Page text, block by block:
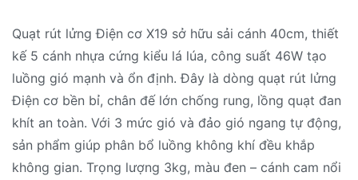
Quạt rút lửng Điện cơ X19 sở hữu sải cánh 40cm, thiết
kế 5 cánh nhựa cứng kiểu lá lúa, công suất 46W tạo
luồng gió mạnh và ổn định. Đây là dòng quạt rút lửng
Điện cơ bền bỉ, chân đế lớn chống rung, lồng quạt đan
khít an toàn. Với 3 mức gió và đảo gió ngang tự động,
sản phẩm giúp phân bổ luồng không khí đều khắp
không gian. Trọng lượng 3kg, màu đen – cánh cam nổi